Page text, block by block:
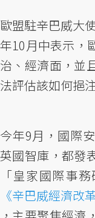
歐盟駐辛巴威大
年10月中表示，
治、經濟面，並
法評估該如何挹
今年9月，國際
英國智庫，都發
「皇家國際事
《辛巴威經濟改